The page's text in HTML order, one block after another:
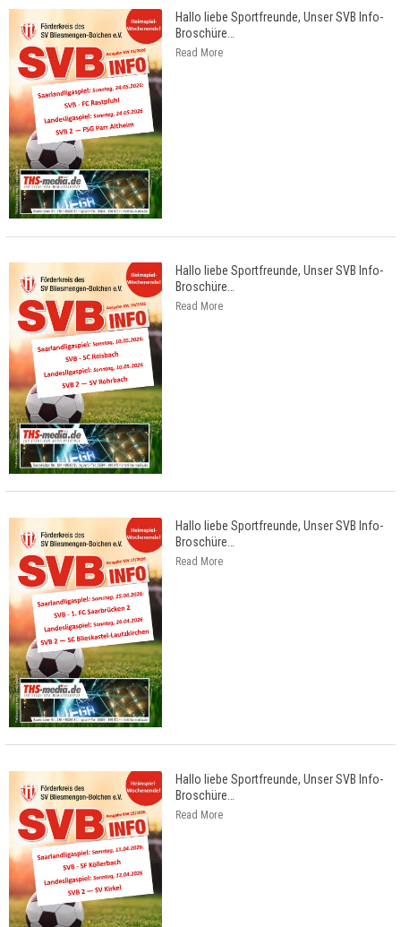
Hallo liebe Sportfreunde, Unser SVB Info-
Broschüre…
Read More
Hallo liebe Sportfreunde, Unser SVB Info-
Broschüre
Read More
Hallo liebe Sportfreunde, Unser SVB Info-
Broschüre
Read More
Hallo liebe Sportfreunde, Unser SVB Info-
Broschüre
Read More